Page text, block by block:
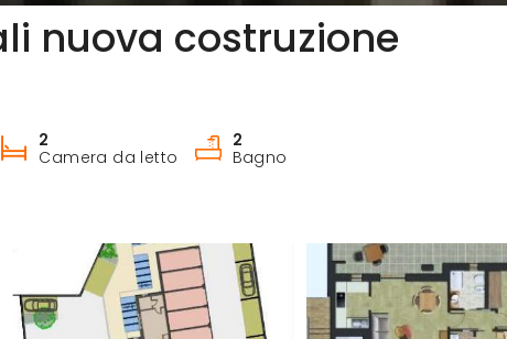
nuova costruzione
2
Camera da letto
2
Bagno